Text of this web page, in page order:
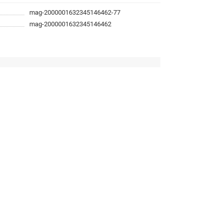
mag-2000001632345146462-77
mag-2000001632345146462